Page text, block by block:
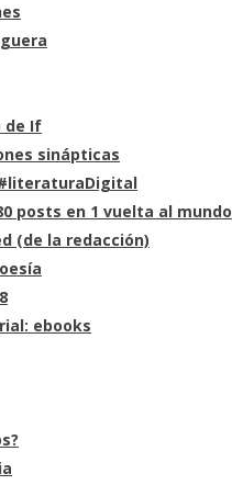
de If
sinápticas
posts en 1 vuelta al mundo
(de la redacción)
ebooks